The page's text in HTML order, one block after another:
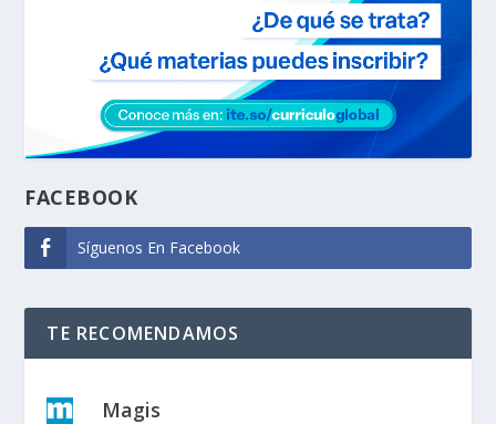
FACEBOOK
Síguenos En Facebook
TE RECOMENDAMOS
Magis